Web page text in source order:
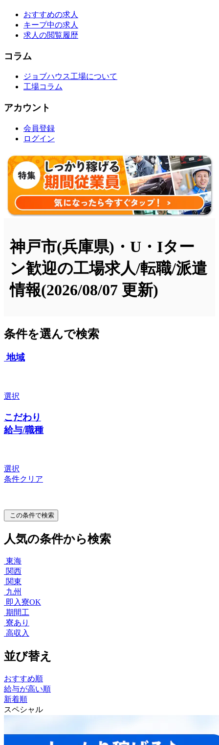
おすすめの求人
キープ中の求人
求人の閲覧履歴
コラム
ジョブハウス工場について
工場コラム
アカウント
会員登録
ログイン
神戸市(兵庫県)・U・Iター
ン歓迎の工場求人/転職/派遣
情報(2026/08/07 更新)
条件を選んで検索
地域
選択
こだわり
給与/職種
選択
条件クリア
この条件で検索
人気の条件から検索
東海
関西
関東
九州
即入寮OK
期間工
寮あり
高収入
並び替え
おすすめ順
給与が高い順
新着順
スペシャル